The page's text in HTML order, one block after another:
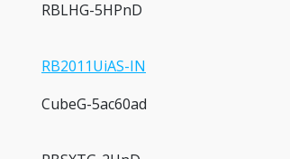
RBLHG-5HPnD
RB2011UiAS-IN
CubeG-5ac60ad